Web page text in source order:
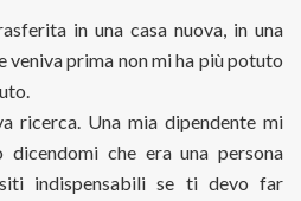
in una casa nuova, in una
veniva prima non mi ha più potuto
ricerca. Una mia dipendente mi
dicendomi che era una persona
indispensabili se ti devo far